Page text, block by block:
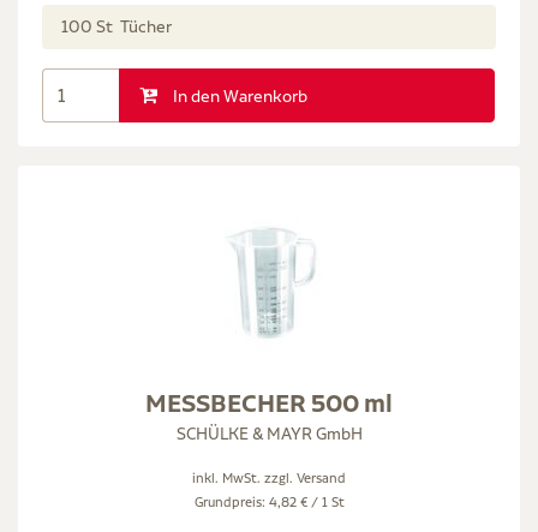
100 St Tücher
In den Warenkorb
MESSBECHER 500 ml
SCHÜLKE & MAYR GmbH
inkl. MwSt. zzgl. Versand
Grundpreis: 4,82 € / 1 St